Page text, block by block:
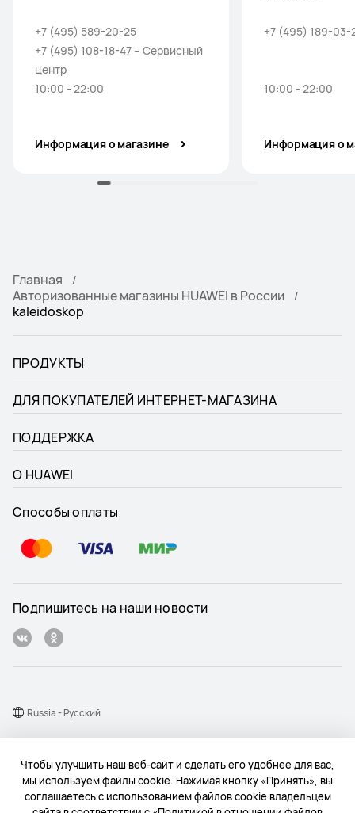
Чтобы улучшить наш веб-сайт и сделать его удобнее для вас,
мы используем файлы cookie. Нажимая кнопку «Принять», вы
соглашаетесь с использованием файлов cookie владельцем
+7 (495) 589-20-25
+7 (495) 108-18-47 – Сервисный
центр
10:00 - 22:00
Информация о магазине
+7 (495) 189-03-
10:00 - 22:00
Информация о
Главная
Авторизованные магазины HUAWEI в России
kaleidoskop
ПРОДУКТЫ
ДЛЯ ПОКУПАТЕЛЕЙ ИНТЕРНЕТ-МАГАЗИНА
ПОДДЕРЖКА
О HUAWEI
Способы оплаты
Подпишитесь на наши новости
Условия использования веб-сайта
Политика конфиденциальности
Russia - Pусский